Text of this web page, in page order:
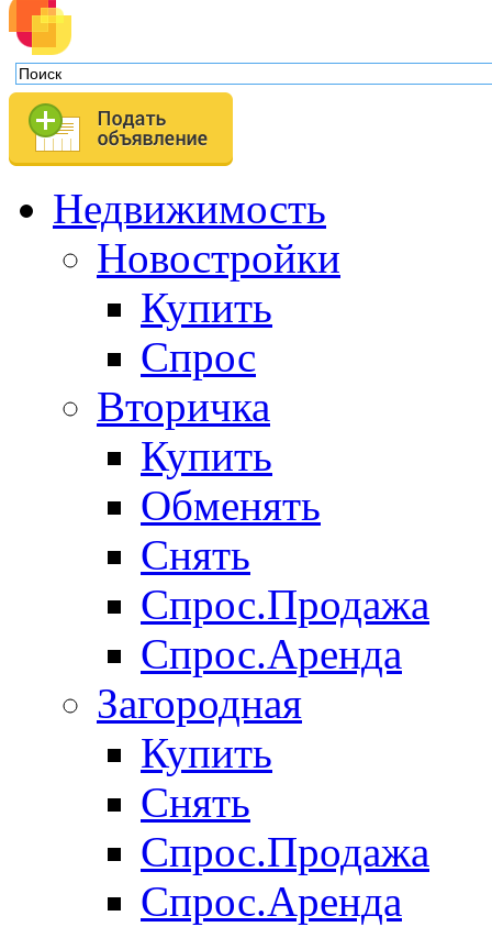
Недвижимость
Новостройки
Купить
Спрос
Вторичка
Купить
Обменять
Снять
Спрос.Продажа
Спрос.Аренда
Загородная
Купить
Снять
Спрос.Продажа
Спрос.Аренда